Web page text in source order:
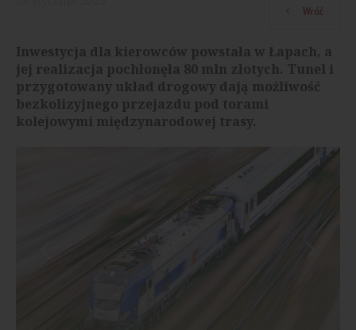
Wróć
Inwestycja dla kierowców powstała w Łapach, a
jej realizacja pochłonęła 80 mln złotych. Tunel i
przygotowany układ drogowy dają możliwość
bezkolizyjnego przejazdu pod torami
kolejowymi międzynarodowej trasy.